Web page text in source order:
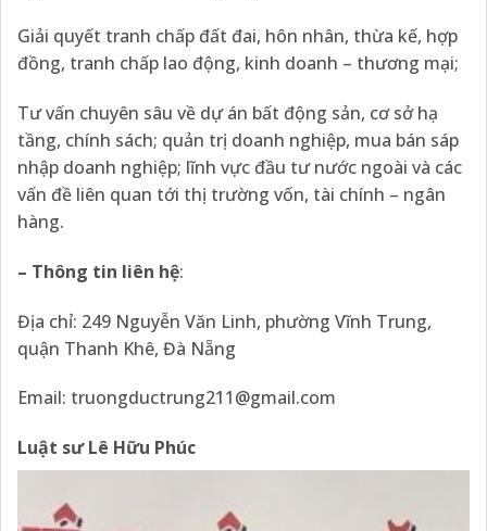
Giải quyết tranh chấp đất đai, hôn nhân, thừa kế, hợp
đồng, tranh chấp lao động, kinh doanh – thương mại;
Tư vấn chuyên sâu về dự án bất động sản, cơ sở hạ
tầng, chính sách; quản trị doanh nghiệp, mua bán sáp
nhập doanh nghiệp; lĩnh vực đầu tư nước ngoài và các
vấn đề liên quan tới thị trường vốn, tài chính – ngân
hàng.
– Thông tin liên hệ:
Địa chỉ: 249 Nguyễn Văn Linh, phường Vĩnh Trung,
quận Thanh Khê, Đà Nẵng
Email: truongductrung211@gmail.com
Luật sư Lê Hữu Phúc